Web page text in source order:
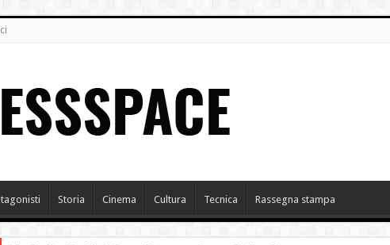
Storia Cinema Cultura Tecnica Rassegna stampa